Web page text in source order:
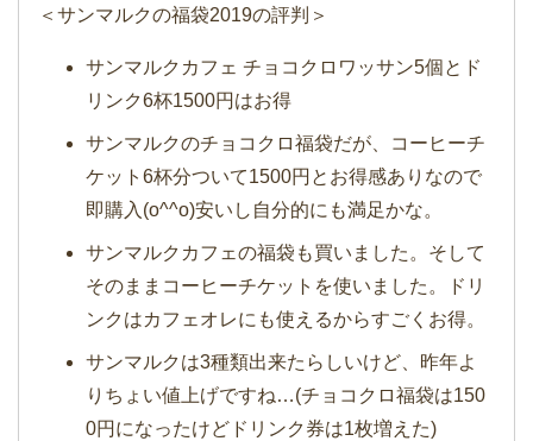
＜サンマルクの福袋2019の評判＞
サンマルクカフェ チョコクロワッサン5個とド
リンク6杯1500円はお得
サンマルクのチョコクロ福袋だが、コーヒーチ
ケット6杯分ついて1500円とお得感ありなので
即購入(o^^o)安いし自分的にも満足かな。
サンマルクカフェの福袋も買いました。そして
そのままコーヒーチケットを使いました。ドリ
ンクはカフェオレにも使えるからすごくお得。
サンマルクは3種類出来たらしいけど、昨年よ
りちょい値上げですね…(チョコクロ福袋は150
0円になったけどドリンク券は1枚増えた)